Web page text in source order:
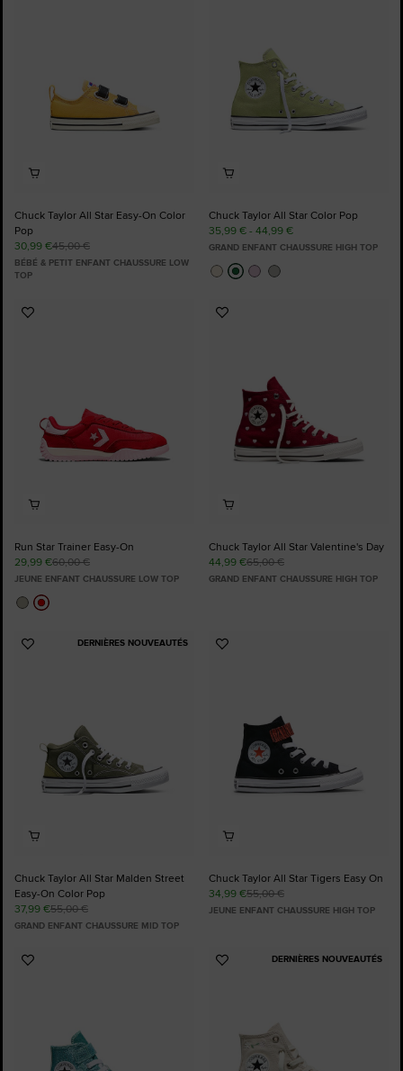
Chuck Taylor All Star Easy-On Color
Pop
30,99 €45,00 €
BÉBÉ & PETIT ENFANT CHAUSSURE LOW
TOP
Chuck Taylor All Star Color Pop
35,99 € - 44,99 €
GRAND ENFANT CHAUSSURE HIGH TOP
Ajouter
Run Star Trainer Easy-On
29,99 €60,00 €
JEUNE ENFANT CHAUSSURE LOW TOP
Ajouter
Chuck Taylor All Star Valentine's Day
44,99 €65,00 €
GRAND ENFANT CHAUSSURE HIGH TOP
DERNIÈRES NOUVEAUTÉS
Ajouter
Chuck Taylor All Star Malden Street
Easy-On Color Pop
37,99 €55,00 €
GRAND ENFANT CHAUSSURE MID TOP
Ajouter
Chuck Taylor All Star Tigers Easy On
34,99 €55,00 €
JEUNE ENFANT CHAUSSURE HIGH TOP
Ajouter
DERNIÈRES NOUVEAUTÉS
Ajouter